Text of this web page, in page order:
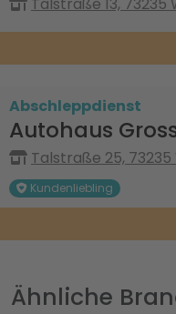
Abschleppdienst
Autohaus
Talstraße 25,
Kundenliebling
Ähnliche